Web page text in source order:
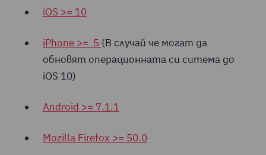
iOS >= 10
iPhone >= 5 (В случай че могат да
обновят операционната си ситема до
iOS 10)
Android >= 7.1.1
Mozilla Firefox >= 50.0